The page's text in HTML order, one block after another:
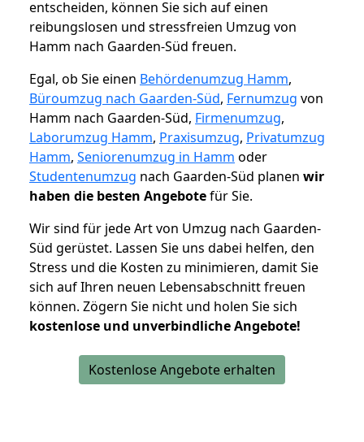
entscheiden, können Sie sich auf einen
reibungslosen und stressfreien Umzug von
Hamm nach Gaarden-Süd freuen.
Egal, ob Sie einen Behördenumzug Hamm,
Büroumzug nach Gaarden-Süd, Fernumzug von
Hamm nach Gaarden-Süd, Firmenumzug,
Laborumzug Hamm, Praxisumzug, Privatumzug
Hamm, Seniorenumzug in Hamm oder
Studentenumzug nach Gaarden-Süd planen wir
haben die besten Angebotefür Sie.
Wir sind für jede Art von Umzug nach Gaarden-
Süd gerüstet. Lassen Sie uns dabei helfen, den
Stress und die Kosten zu minimieren, damit Sie
sich auf Ihren neuen Lebensabschnitt freuen
können. Zögern Sie nicht und holen Sie sich
kostenlose und unverbindliche Angebote!
Kostenlose Angebote erhalten